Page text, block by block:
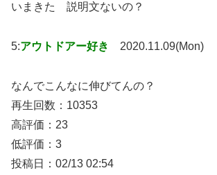
いまきた 説明文ないの？
5:アウトドアー好き 2020.11.09(Mon)
なんでこんなに伸びてんの？
再生回数：10353
高評価：23
低評価：3
投稿日：02/13 02:54